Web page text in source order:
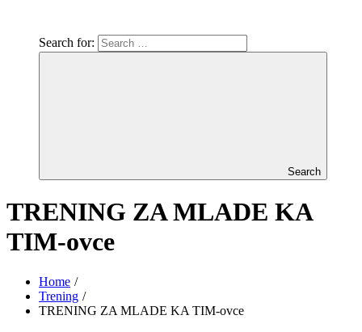
Search for:
Search
TRENING ZA MLADE KA
TIM-ovce
Home
Trening
TRENING ZA MLADE KA TIM-ovce